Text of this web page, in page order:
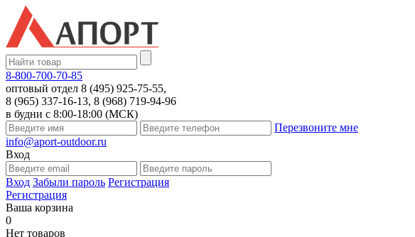
8-800-700-70-85
оптовый отдел 8 (495) 925-75-55,
8 (965) 337-16-13, 8 (968) 719-94-96
в будни с 8:00-18:00 (МСК)
Перезвоните мне
info@aport-outdoor.ru
Вход
Вход Забыли пароль Регистрация
Регистрация
Ваша корзина
0
Нет товаров